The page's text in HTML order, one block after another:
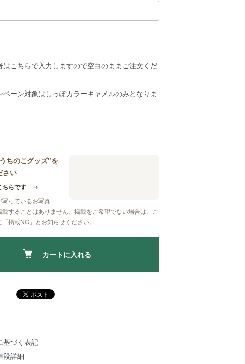
はこちらで入力しますので空白のままご注文くだ
ペーン対象はしっぽカラーキャメルのみとなりま
ちのこグッズ"を
さい
ちらです →
写っているお写真
載することはありません。掲載をご希望でない場合は、ご
「掲載NG」 とお知らせください。
カートに入れる
基づく表記
段詳細